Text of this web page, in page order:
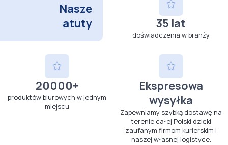
Nasze
atuty
35 lat
doświadczenia w branży
20000+
produktów biurowych w jednym
miejscu
Ekspresowa
wysyłka
Zapewniamy szybką dostawę na
terenie całej Polski dzięki
zaufanym firmom kurierskim i
naszej własnej logistyce.